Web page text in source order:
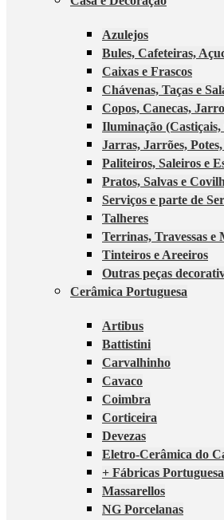
Azulejos
Bules, Cafeteiras,
Caixas e Frascos
Chávenas, Taças e
Copos, Canecas,
Iluminação (Castiçais,
Jarras, Jarrões,
Paliteiros, Saleiros e
Pratos, Salvas e
Serviços e parte de
Talheres
Terrinas, Travessas e
Tinteiros e Areeiros
Outras peças
Cerâmica Portuguesa
Artibus
Battistini
Carvalhinho
Cavaco
Coimbra
Corticeira
Devezas
Eletro-Cerâmica do
+ Fábricas
Massarellos
NG Porcelanas